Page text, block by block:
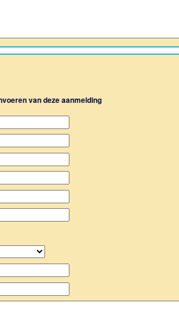
van deze aanmelding